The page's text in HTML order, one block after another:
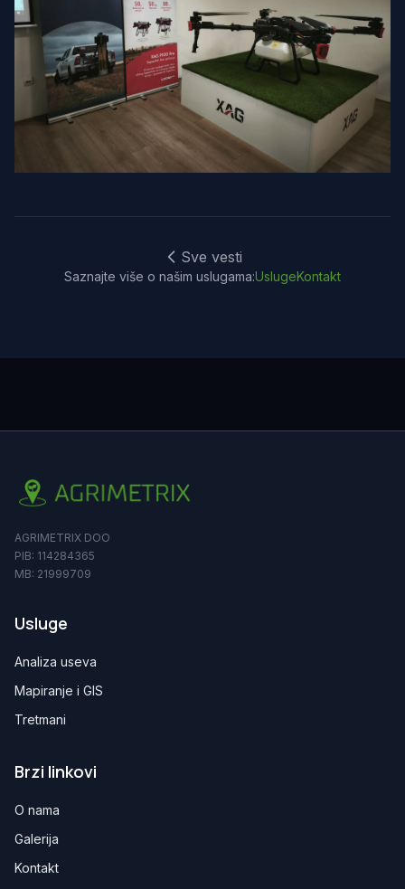
Sve vesti
Saznajte više o našim uslugama:UslugeKontakt
AGRIMETRIX DOO
PIB: 114284365
MB: 21999709
Usluge
Analiza useva
Mapiranje i GIS
Tretmani
Brzi linkovi
O nama
Galerija
Kontakt